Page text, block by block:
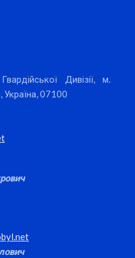
Дивізії, м.
Україна, 07100